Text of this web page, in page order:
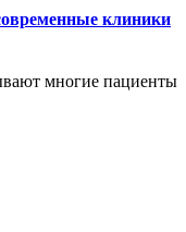
клиники
многие пациенты